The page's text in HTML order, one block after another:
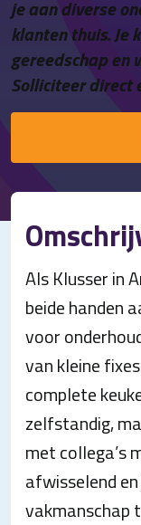
je aan diverse
klanten thuis. Je
gereedschap en
Solliciteer direct
Als Klusser in
beide handen
voor
van kleine
complete
zelfstandig,
met collega’s
afwisselend
vakmanschap